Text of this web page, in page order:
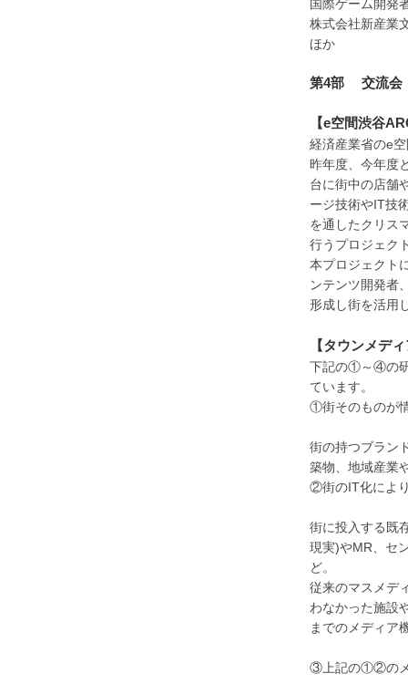
国際ゲーム開
株式会社新
ほか
第4部 交流会
【e空間渋谷
経済産業省のe
昨年度、今年度
台に街中の店舗
ージ技術やIT技
を通したクリス
行うプロジェク
本プロジェクト
ンテンツ開発者
形成し街を活用
【タウンメデ
下記の①～④の研
ています。
①街そのものが
街の持つブラン
築物、地域産業
②街のIT化によ
街に投入する既
現実)やMR、セ
ど。
従来のマスメデ
わなかった施設
までのメディア
③上記の①②のメ